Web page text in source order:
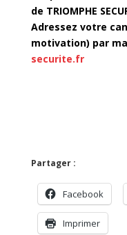
de TRIOMPHE
Adressez votre
motivation) par
securite.fr
Partager :
Facebook
Imprimer